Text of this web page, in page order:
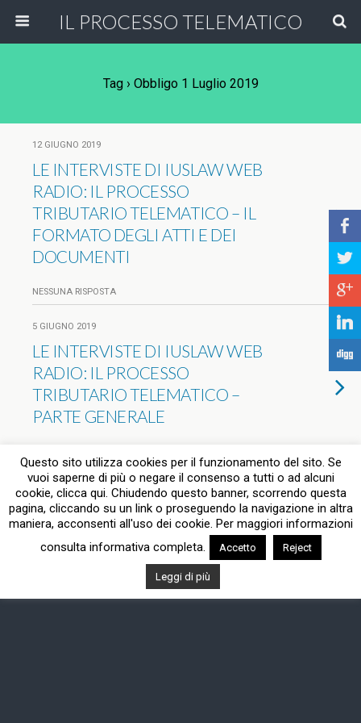
IL PROCESSO TELEMATICO
Tag › Obbligo 1 Luglio 2019
12 GIUGNO 2019
LE INTERVISTE DI IUSLAW WEB
RADIO: IL PROCESSO
TRIBUTARIO TELEMATICO – IL
FORMATO DEGLI ATTI E DEI
DOCUMENTI
NESSUNA RISPOSTA
5 GIUGNO 2019
LE INTERVISTE DI IUSLAW WEB
RADIO: IL PROCESSO
TRIBUTARIO TELEMATICO –
PARTE GENERALE
Torna su
Dispositivo Portatile Pc Desktop
Questo sito utilizza cookies per il funzionamento del sito. Se
vuoi saperne di più o negare il consenso a tutti o ad alcuni
cookie, clicca qui. Chiudendo questo banner, scorrendo questa
pagina, cliccando su un link o proseguendo la navigazione in altra
maniera, acconsenti all'uso dei cookie. Per maggiori informazioni
consulta informativa completa.
Accetto Reject
Leggi di più
b
a
c
j
F